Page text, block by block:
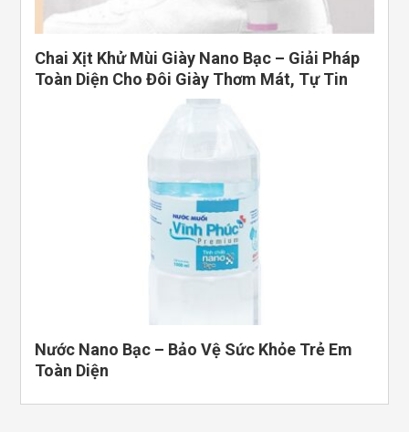
Chai Xịt Khử Mùi Giày Nano Bạc – Giải Pháp
Toàn Diện Cho Đôi Giày Thơm Mát, Tự Tin
Nước Nano Bạc – Bảo Vệ Sức Khỏe Trẻ Em
Toàn Diện